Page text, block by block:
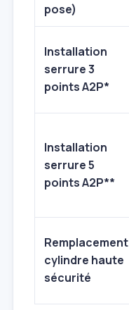
pose)
Installation
serrure 3
points A2P*
Installation
serrure 5
points A2P**
Remplacement
cylindre haute
sécurité